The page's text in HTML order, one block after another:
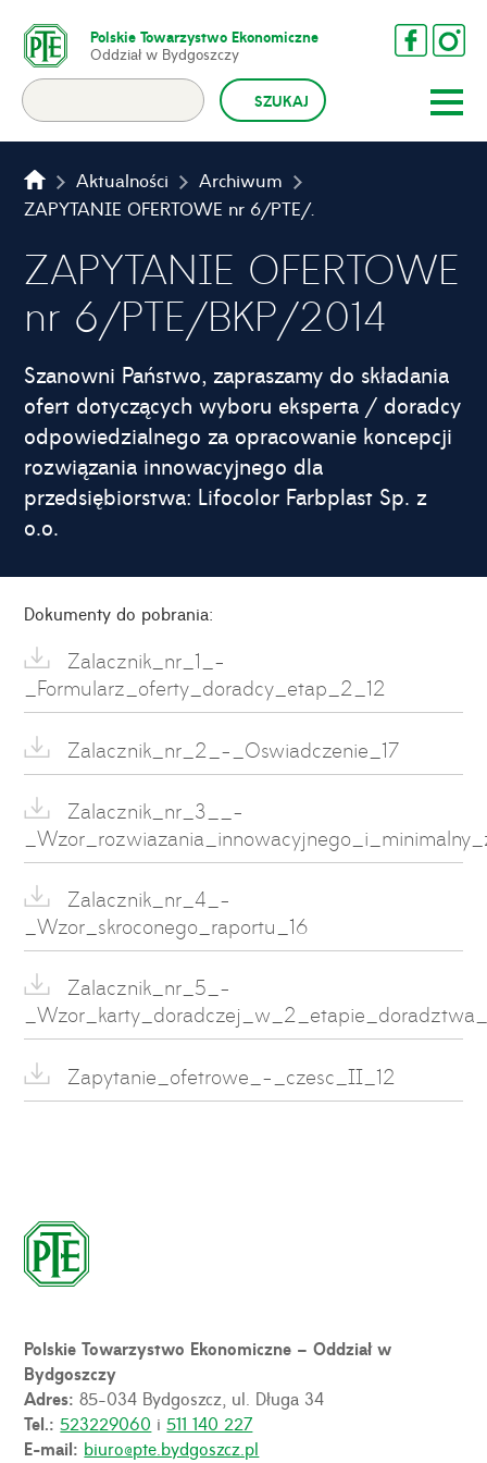
Polskie Towarzystwo Ekonomiczne
Oddział w Bydgoszczy
Aktualności
Archiwum
ZAPYTANIE OFERTOWE nr 6/PTE/BKP/2014
ZAPYTANIE OFERTOWE
nr 6/PTE/BKP/2014
Szanowni Państwo, zapraszamy do składania
ofert dotyczących wyboru eksperta / doradcy
odpowiedzialnego za opracowanie koncepcji
rozwiązania innowacyjnego dla
przedsiębiorstwa: Lifocolor Farbplast Sp. z
o.o.
Dokumenty do pobrania:
Zalacznik_nr_1_-
_Formularz_oferty_doradcy_etap_2_12
Zalacznik_nr_2_-_Oswiadczenie_17
Zalacznik_nr_3__-
Zalacznik_nr_4_-
_Wzor_skroconego_raportu_16
Zalacznik_nr_5_-
Zapytanie_ofetrowe_-_czesc_II_12
Polskie Towarzystwo Ekonomiczne – Oddział w
Bydgoszczy
Adres:85-034 Bydgoszcz, ul. Długa 34
Tel.:523229060 i511 140 227
E-mail: biuro@pte.bydgoszcz.pl